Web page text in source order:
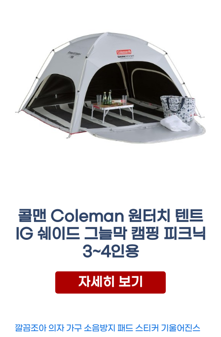
콜맨 Coleman 원터치 텐트
IG 쉐이드 그늘막 캠핑 피크닉
3~4인용
자세히 보기
깔끔조아 의자 가구 소음방지 패드 스티커 기울어진스